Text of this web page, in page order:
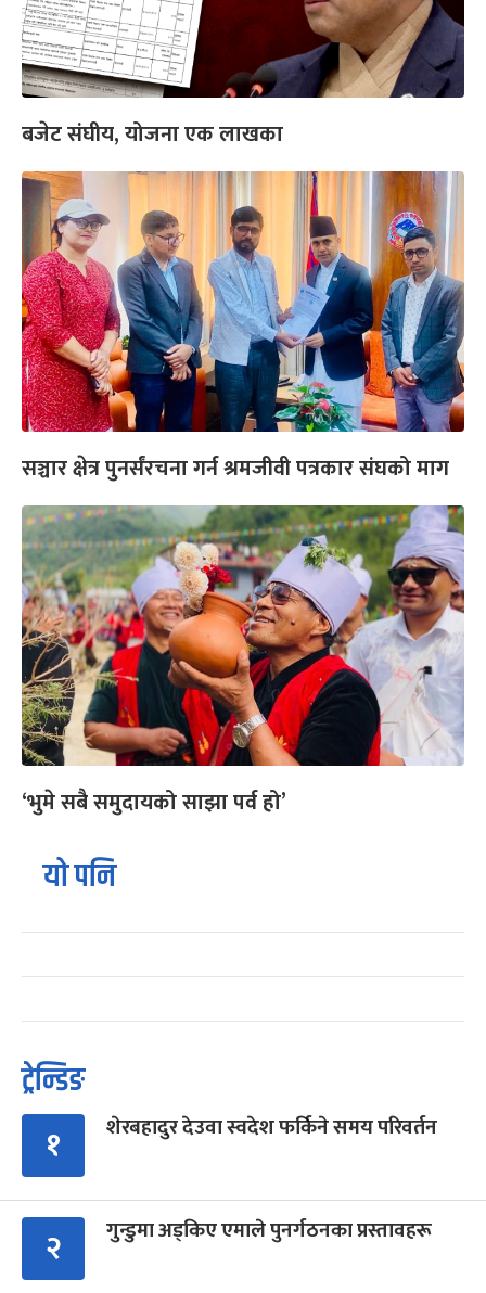
बजेट संघीय, योजना एक लाखका
सञ्चार क्षेत्र पुनर्संरचना गर्न श्रमजीवी पत्रकार संघको माग
‘भुमे सबै समुदायको साझा पर्व हो’
यो पनि
ट्रेन्डिङ
१ शेरबहादुर देउवा स्वदेश फर्किने समय परिवर्तन
२ गुन्डुमा अड्किए एमाले पुनर्गठनका प्रस्तावहरू